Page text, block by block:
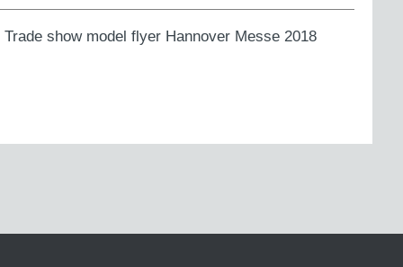
show model flyer Hannover Messe 2018